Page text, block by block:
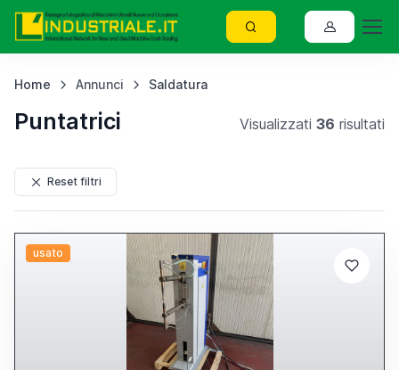
Home Annunci Saldatura
Puntatrici Visualizzati 36 risultati
Reset filtri
usato